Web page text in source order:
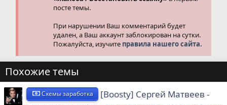
посте темы.
При нарушении Ваш комментарий будет
удален, а Ваш аккаунт заблокирован на сутки.
Пожалуйста, изучите правила нашего сайта.
Похожие темы
Схемы заработка
[Boosty] Сергей Матвеев -